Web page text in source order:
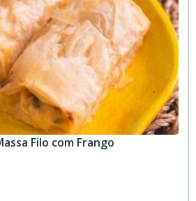
Filo com Frango